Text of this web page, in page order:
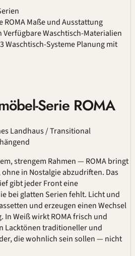
ROMAMaße und Ausstattung
Verfügbare Waschtisch-Materialien
3 Waschtisch-SystemePlanung mit
Serie ROMA
Landhaus / Transitional
strengem Rahmen — ROMA bringt
in Nostalgie abzudriften. Das
gibt jeder Front eine
bei glatten Serien fehlt. Licht und
und erzeugen einen Wechsel
In Weiß wirkt ROMA frisch und
Lacktönen traditioneller und
die wohnlich sein sollen — nicht